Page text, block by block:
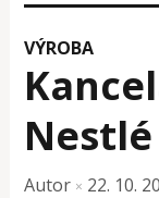
VÝROBA
Autor × 22. 10.